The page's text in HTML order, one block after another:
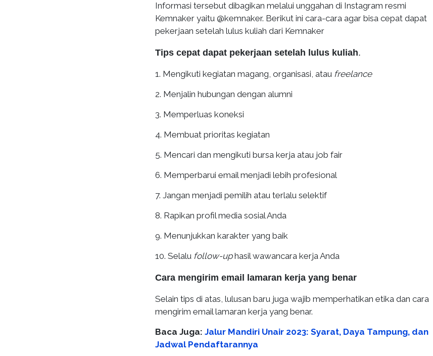
Informasi tersebut dibagikan melalui unggahan di Instagram resmi
Kemnaker yaitu @kemnaker. Berikut ini cara-cara agar bisa cepat dapat
pekerjaan setelah lulus kuliah dari Kemnaker
Tips cepat dapat pekerjaan setelah lulus kuliah.
1. Mengikuti kegiatan magang, organisasi, atau freelance
2. Menjalin hubungan dengan alumni
3. Memperluas koneksi
4. Membuat prioritas kegiatan
5. Mencari dan mengikuti bursa kerja atau job fair
6. Memperbarui email menjadi lebih profesional
7. Jangan menjadi pemilih atau terlalu selektif
8. Rapikan profil media sosial Anda
9. Menunjukkan karakter yang baik
10. Selalu follow-uphasil wawancara kerja Anda
Cara mengirim email lamaran kerja yang benar
Selain tips di atas, lulusan baru juga wajib memperhatikan etika dan cara
mengirim email lamaran kerja yang benar.
Baca Juga: Jalur Mandiri Unair 2023: Syarat, Daya Tampung, dan
Jadwal Pendaftarannya